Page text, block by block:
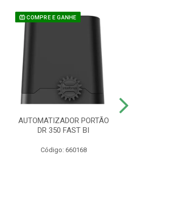
COMPRE E GANHE
AUTOMATIZADOR PORTÃO
DR 350 FAST BI
Código: 660168